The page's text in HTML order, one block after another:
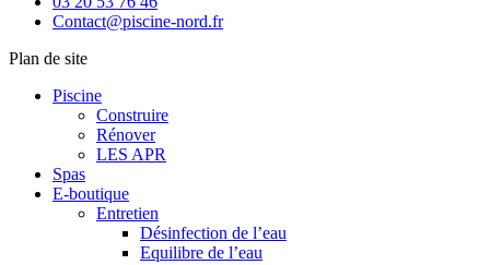
Contact@piscine-nord.fr
Plan de site
Piscine
Construire
Rénover
LES APR
Spas
E-boutique
Entretien
Désinfection de l’eau
Equilibre de l’eau